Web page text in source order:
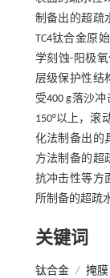
制备出的超疏
TC4钛合金原
学刻蚀-阳极
层级保护性结
受400 g落沙
150°以上，滚
化法制备出的
方法制备的超
抗冲击性等方
所制备的超疏
关键词
钛合金 / 掩膜